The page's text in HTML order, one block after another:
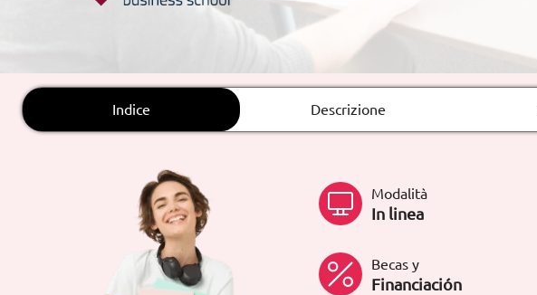
Indice Descrizione
Modalità
In linea
Becas y
Financiación